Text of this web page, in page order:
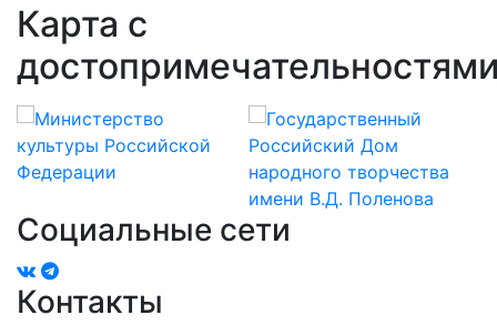
Карта с
+
−
Социальные сети
Контакты